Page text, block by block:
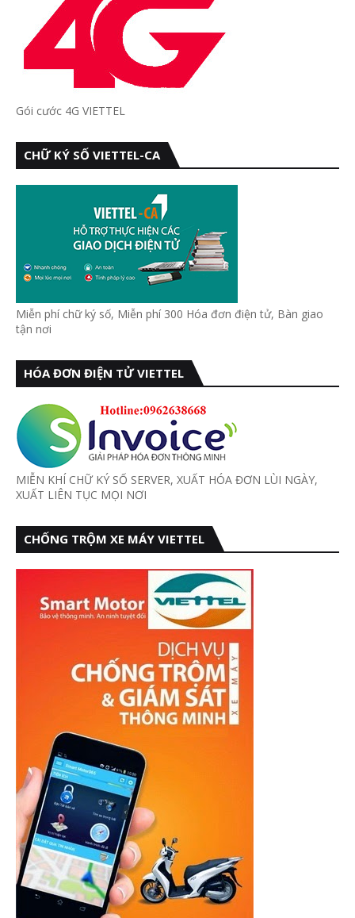
Gói cước 4G VIETTEL
CHỮ KÝ SỐ VIETTEL-CA
Miễn phí chữ ký số, Miễn phí 300 Hóa đơn điện tử, Bàn giao
tận nơi
HÓA ĐƠN ĐIỆN TỬ VIETTEL
MIỄN KHÍ CHỮ KÝ SỐ SERVER, XUẤT HÓA ĐƠN LÙI NGÀY,
XUẤT LIÊN TỤC MỌI NƠI
CHỐNG TRỘM XE MÁY VIETTEL